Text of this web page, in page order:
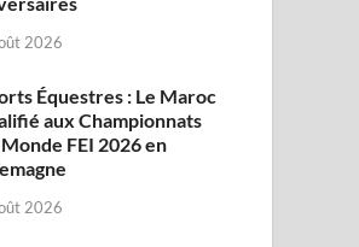
2026
Équestres : Le Maroc
aux Championnats
FEI 2026 en
2026